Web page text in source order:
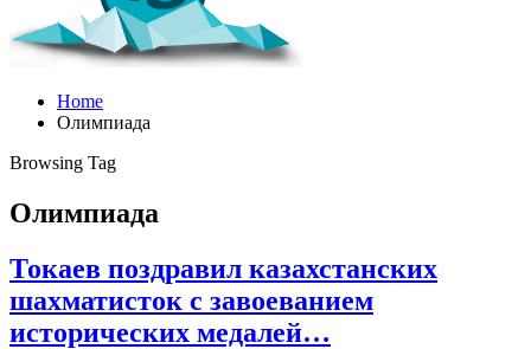
Home
Олимпиада
Browsing Tag
Олимпиада
Токаев поздравил казахстанских
шахматисток с завоеванием
исторических медалей…